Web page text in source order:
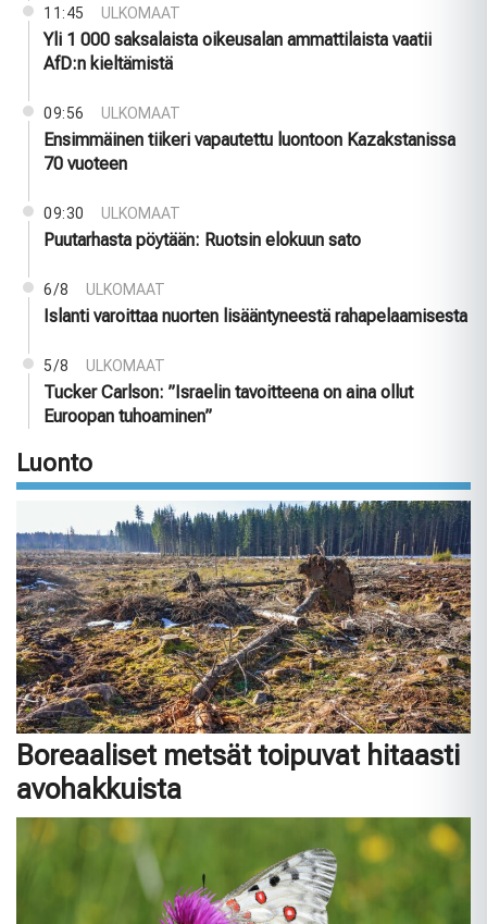
11:45 ULKOMAAT
Yli 1 000 saksalaista oikeusalan ammattilaista vaatii
AfD:n kieltämistä
09:56 ULKOMAAT
Ensimmäinen tiikeri vapautettu luontoon Kazakstanissa
70 vuoteen
09:30 ULKOMAAT
Puutarhasta pöytään: Ruotsin elokuun sato
6/8 ULKOMAAT
Islanti varoittaa nuorten lisääntyneestä rahapelaamisesta
5/8 ULKOMAAT
Tucker Carlson: ”Israelin tavoitteena on aina ollut
Euroopan tuhoaminen”
Luonto
Boreaaliset metsät toipuvat hitaasti
avohakkuista